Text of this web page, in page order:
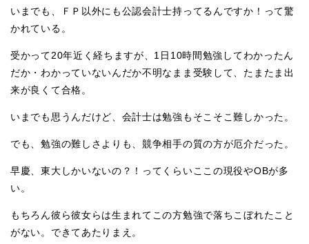
いまでも、ＦＰ以外にも公認会計士持ってるんですか！って驚
かれている。
受かって20年近く経ちますが、1日10時間勉強してわかったん
だか・わかっていないんだか不明なまま受験して、たまたま出
来が良くて合格。
いまでも思うんだけど、会計士は勉強もそこそこ難しかった。
でも、勉強の難しさよりも、競争相手の質の方が厄介だった。
早慶、東大しかいないの？！ってくらいここの現役やOBが多
い。
もちろん彼ら彼女らは生まれてこの方勉強で落ちこぼれたこと
がない。できてあたりまえ。